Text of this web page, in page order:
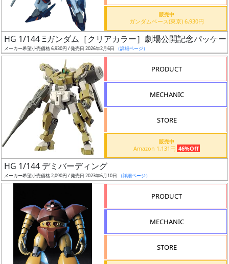
ル
シ
ー
ズ・
販売中
ガンダムベース(東京) 6,930円
HG 1/144 Ξガンダム［クリアカラー］劇場公開記念パッケー
メーカー希望小売価格 6,930円 / 発売日 2026年2月6日 （詳細ページ）
PRODUCT
MECHANIC
STORE
販売中
Amazon 1,131円 46%Off
HG 1/144 デミバーディング
メーカー希望小売価格 2,090円 / 発売日 2023年6月10日 （詳細ページ）
PRODUCT
MECHANIC
STORE